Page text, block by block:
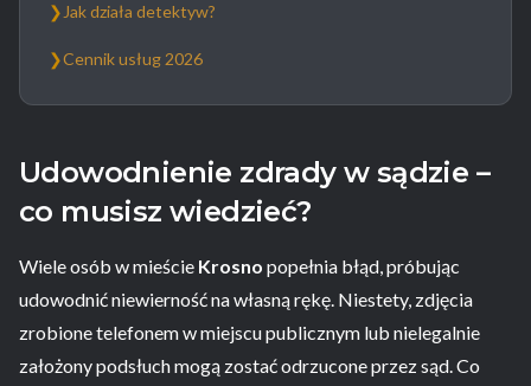
❯ Jak działa detektyw?
❯Cennik usług 2026
Udowodnienie zdrady w sądzie –
co musisz wiedzieć?
Wiele osób w mieście Krosno popełnia błąd, próbując
udowodnić niewierność na własną rękę. Niestety, zdjęcia
zrobione telefonem w miejscu publicznym lub nielegalnie
założony podsłuch mogą zostać odrzucone przez sąd. Co